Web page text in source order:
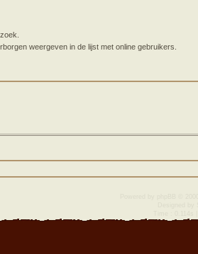
weergeven in de lijst met online gebruikers.